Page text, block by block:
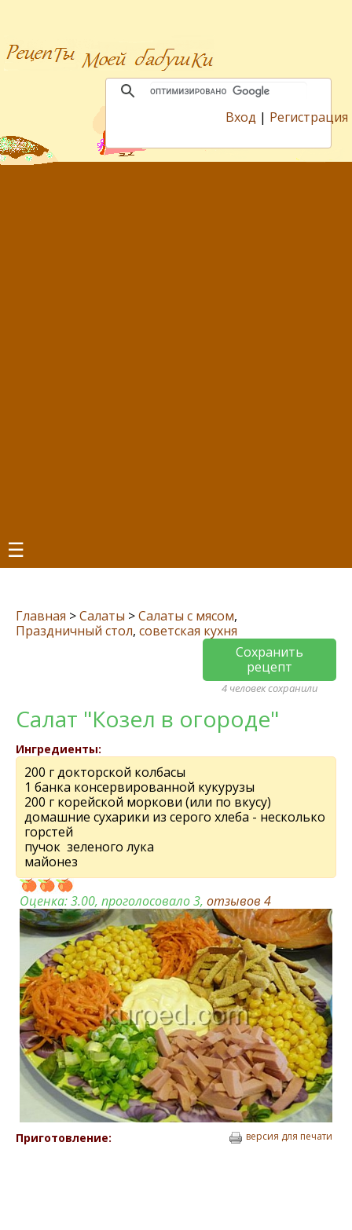
Вход | Регистрация
☰
Главная >Салаты >Салаты с мясом,
Праздничный стол, советская кухня
Сохранить
рецепт
4 человек сохранили
Салат "Козел в огороде"
Ингредиенты:
200 г докторской колбасы
1 банка консервированной кукурузы
200 г корейской моркови (или по вкусу)
домашние сухарики из серого хлеба - несколько
горстей
пучок зеленого лука
майонез
Оценка:3.00, проголосовало 3, отзывов 4
Приготовление: версия для печати